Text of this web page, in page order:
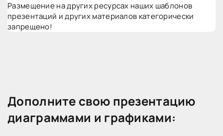
Размещение на других ресурсах наших шаблонов
презентаций и других материалов категорически
запрещено!
Дополните свою презентацию
диаграммами и графиками: